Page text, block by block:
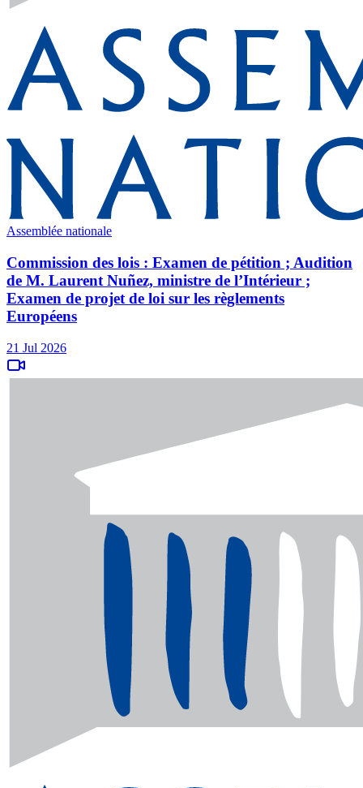
Assemblée nationale
Commission des lois : Examen de pétition ; Audition
de M. Laurent Nuñez, ministre de l’Intérieur ;
Examen de projet de loi sur les règlements
Européens
21 Jul 2026